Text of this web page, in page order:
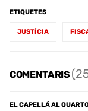
ETIQUETES
JUSTÍCIA
COMENTARIS
EL CAPELLÁ AL